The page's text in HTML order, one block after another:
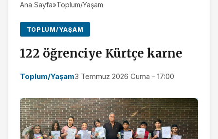
Ana Sayfa»Toplum/Yaşam
TOPLUM/YAŞAM
122 öğrenciye Kürtçe karne
Toplum/Yaşam3 Temmuz 2026 Cuma - 17:00